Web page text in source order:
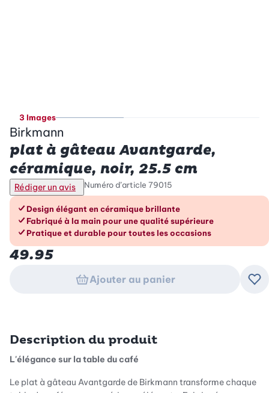
3 Images
Birkmann
plat à gâteau Avantgarde,
céramique, noir, 25.5 cm
Rédiger un avis Numéro d’article 79015
Les avantages en un coup d’œil
Design élégant en céramique brillante
Fabriqué à la main pour une qualité supérieure
Pratique et durable pour toutes les occasions
49.95
Ajouter au panier
Description du produit
L'élégance sur la table du café
Le plat à gâteau Avantgarde de Birkmann transforme chaque